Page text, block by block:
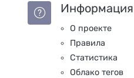
Информация
О проекте
Правила
Статистика
Облако тегов